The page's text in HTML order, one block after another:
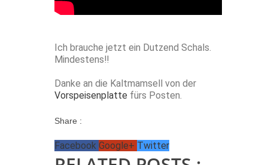
Ich brauche jetzt ein Dutzend Schals.
Mindestens!!
Danke an die Kaltmamsell von der
Vorspeisenplatte fürs Posten.
Share :
Facebook Google+ Twitter